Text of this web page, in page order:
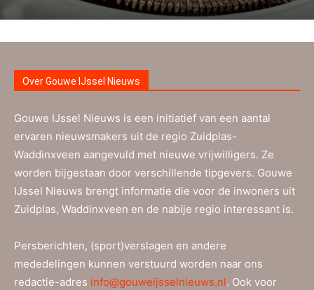
Over Gouwe IJssel Nieuws
Gouwe IJssel Nieuws is een initiatief van een aantal
ervaren nieuwsmakers uit de regio Zuidplas-
Waddinxveen aangevuld met nieuwe vrijwilligers. Ze
worden bijgestaan door verschillende tipgevers. Gouwe
IJssel Nieuws brengt informatie die voor de inwoners uit
Zuidplas, Waddinxveen en de nabije regio interessant is.
Persberichten, (sport)verslagen en andere
mededelingen kunnen verstuurd worden naar ons
redactie-adres info@gouweijsselnieuws.nl. Ook voor